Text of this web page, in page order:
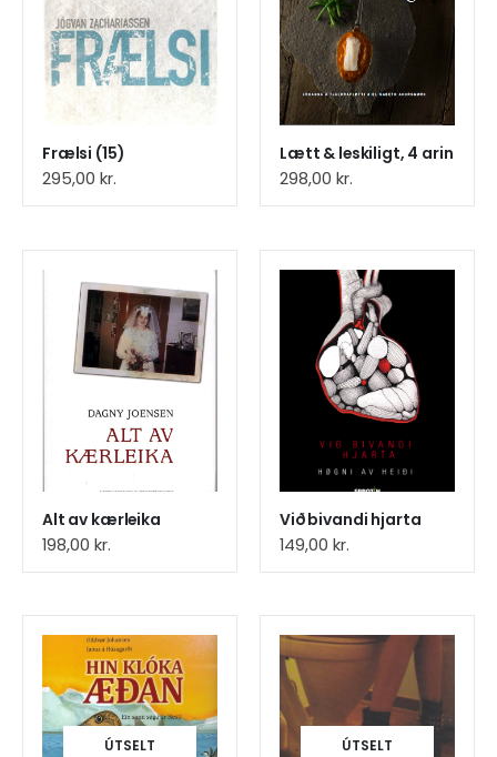
Frælsi (15)
295,00 kr.
Lætt & leskiligt, 4 arin
298,00 kr.
Alt av kærleika
198,00 kr.
Við bivandi hjarta
149,00 kr.
ÚTSELT ÚTSELT